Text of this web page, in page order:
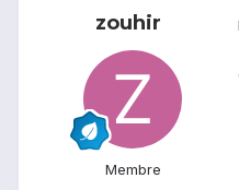
zouhir
Membre